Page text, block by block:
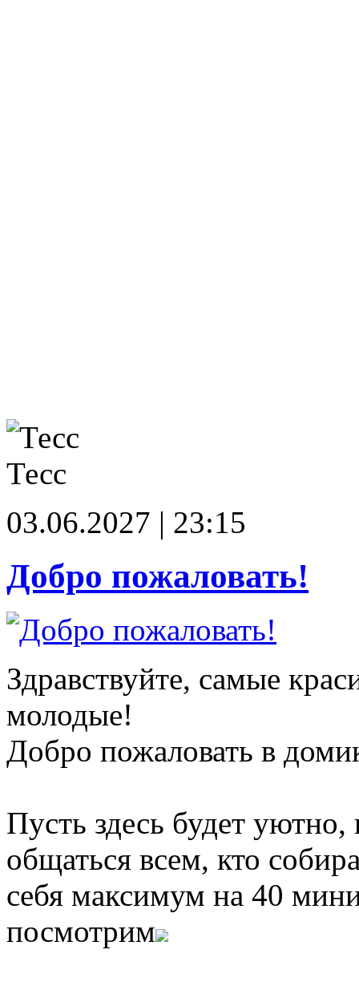
Тесс
03.06.2027 | 23:15
Добро пожаловать!
Здравствуйте, самые
молодые!
Добро пожаловать в
Пусть здесь будет
общаться всем, кто
себя максимум на 40
посмотрим